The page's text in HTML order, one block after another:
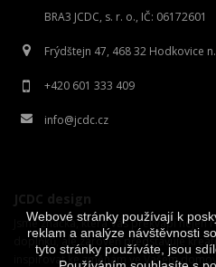
BRA3 JCDC, s. r. o., IČ: 06172601
Frýdštejn 47, 468 32 Hodkovice
+420 601 333 409
info@jcdc.cz
Webové stránky používají k
reklam a analýze návštěvnosti
tyto stránky používáte, jsou
JCDC design
Jsme značka, která Vás překvapí
doplňků, ale zároveň představuje
inspirovat ke změnám ve Vašem